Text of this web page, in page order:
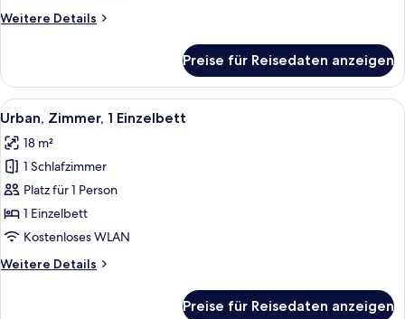
Weitere Details
Weitere
Suite,
2 Schlafzimmer,
Stadtblick
Preise für Reisedaten anzeigen
Alle
Fotos
für
Urban,
Zimmer,
1 Einzelbett
anzeigen
Ein Hotelzimmer mit einem Bett,
7
Urban, Zimmer, 1 Einzelbett
18 m²
1 Schlafzimmer
Platz für 1 Person
1 Einzelbett
Kostenloses WLAN
Weitere Details
Weitere
Preise für Reisedaten anzeigen